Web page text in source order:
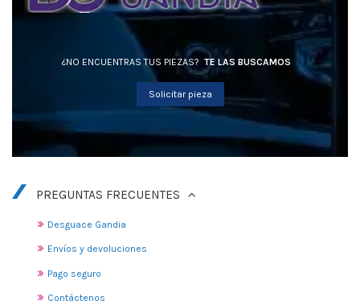
¿NO ENCUENTRAS TUS PIEZAS? TE LAS BUSCAMOS
Solicitar pieza
PREGUNTAS FRECUENTES
Desguace Gandia
Envíos y devoluciones
Pago seguro
Contáctenos